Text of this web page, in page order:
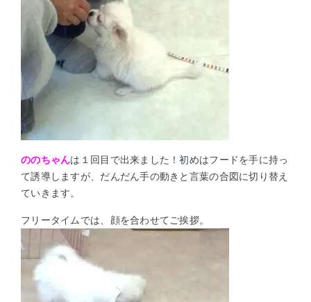
ののちゃんは１回目で出来ました！初めはフードを手に持っ
て誘導しますが、だんだん手の動きと言葉の合図に切り替え
ていきます。
フリータイムでは、顔を合わせてご挨拶。